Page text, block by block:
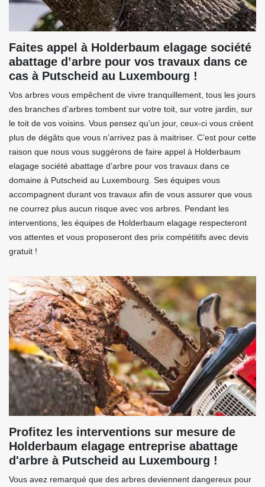
Faites appel à Holderbaum elagage société
abattage d’arbre pour vos travaux dans ce
cas à Putscheid au Luxembourg !
Vos arbres vous empêchent de vivre tranquillement, tous les jours
des branches d’arbres tombent sur votre toit, sur votre jardin, sur
le toit de vos voisins. Vous pensez qu’un jour, ceux-ci vous créent
plus de dégâts que vous n’arrivez pas à maitriser. C’est pour cette
raison que nous vous suggérons de faire appel à Holderbaum
elagage société abattage d’arbre pour vos travaux dans ce
domaine à Putscheid au Luxembourg. Ses équipes vous
accompagnent durant vos travaux afin de vous assurer que vous
ne courrez plus aucun risque avec vos arbres. Pendant les
interventions, les équipes de Holderbaum elagage respecteront
vos attentes et vous proposeront des prix compétitifs avec devis
gratuit !
Profitez les interventions sur mesure de
Holderbaum elagage entreprise abattage
d'arbre à Putscheid au Luxembourg !
Vous avez remarqué que des arbres deviennent dangereux pour